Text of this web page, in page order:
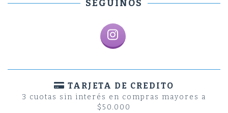
SEGUINOS
TARJETA DE CREDITO
3 cuotas sin interés en compras mayores a
$50.000